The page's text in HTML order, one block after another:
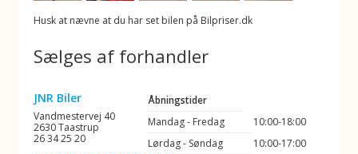
Husk at nævne at du har set bilen på Bilpriser.dk
Sælges af forhandler
JNR Biler
Vandmestervej 40
2630 Taastrup
26 34 25 20
Åbningstider
Mandag - Fredag
10:00-18:00
Lørdag - Søndag
10:00-17:00